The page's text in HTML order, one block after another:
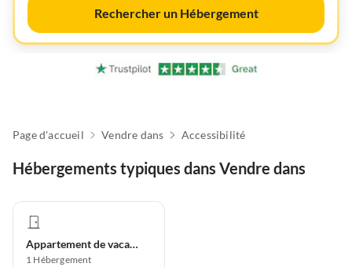
Rechercher un Hébergement
Page d'accueil Vendre dans Accessibilité
Hébergements typiques dans Vendre dans
Appartement de vacances
1 Hébergement